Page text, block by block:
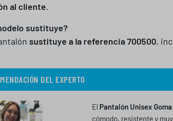
al cliente.
sustituye?
sustituye a la referencia 700500,
DEL EXPERTO
El Pantalón Unisex
cómodo, resistente y